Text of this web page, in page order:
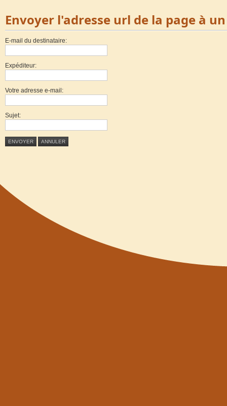
Envoyer l'adresse url de la page à
E-mail du destinataire:
Expéditeur:
Votre adresse e-mail:
Sujet:
ENVOYER ANNULER